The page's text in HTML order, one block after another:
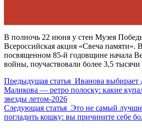
В полночь 22 июня у стен Музея
Всероссийская акция «Свеча памяти».
посвященном 85-й годовщине начала
войны, поучаствовали более 3,5 тысячи
Предыдущая статья Иванова выбирает
Маликова — ретро полоску: какие
звезды летом-2026
Следующая статья Это не самый
погладить кошку: вы причините себе